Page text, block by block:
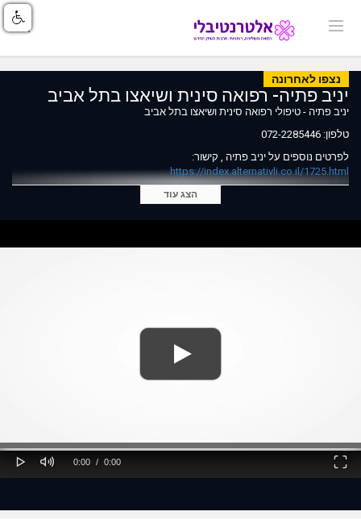
נצפו לאחרונה
יניב פתיה- רפואה סינית ושיאצו בתל אביב
יניב פתיה - טיפולי רפואה סינית ושיאצו בתל אביב
טלפון: 072-2285446
לפרטים נוספים על יניב פתיה , קישור:
https://index.alternativli.co.il/1725.html
הצג עוד
Play Mute
Current
0:00 /
Duration
0:00
Fullscreen